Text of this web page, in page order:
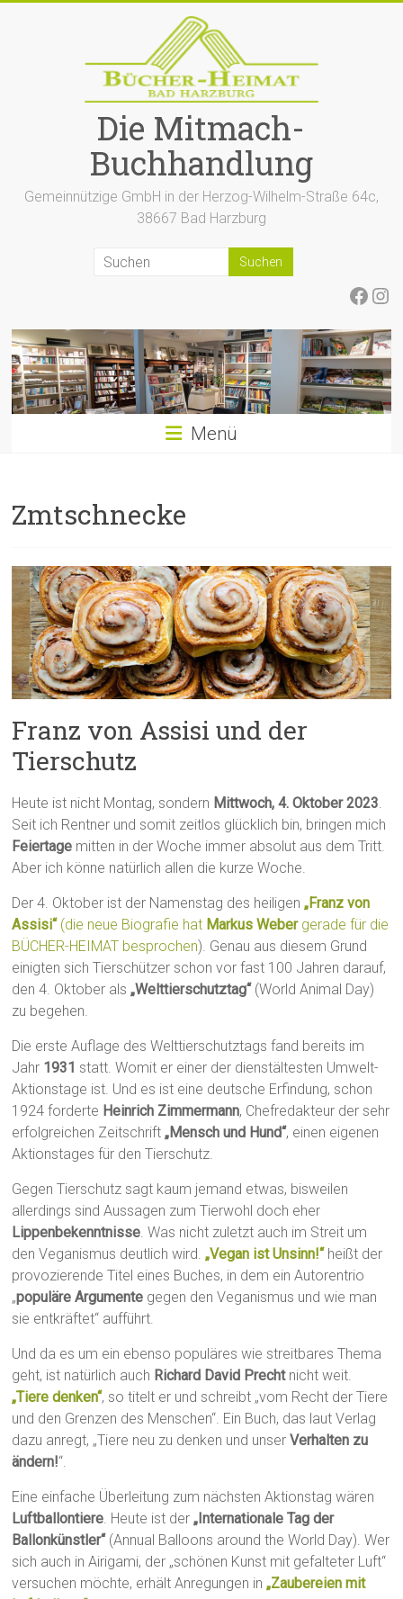
Die Mitmach-
Buchhandlung
Gemeinnützige GmbH in der Herzog-Wilhelm-Straße 64c,
38667 Bad Harzburg
Menü
Zmtschnecke
Franz von Assisi und der
Tierschutz
Heute ist nicht Montag, sondern Mittwoch, 4. Oktober 2023
Seit ich Rentner und somit zeitlos glücklich bin, bringen mich
Feiertage mitten in der Woche immer absolut aus dem Tritt.
Aber ich könne natürlich allen die kurze Woche.
Der 4. Oktober ist der Namenstag des heiligen„Franz von
Assisi“(die neue Biografie hat Markus Webergerade für die
BÜCHER-HEIMAT besprochen). Genau aus diesem Grund
einigten sich Tierschützer schon vor fast 100 Jahren darauf,
den 4. Oktober als„Welttierschutztag“(World Animal Day)
zu begehen.
Die erste Auflage des Welttierschutztags fand bereits im
Jahr 1931 statt. Womit er einer der dienstältesten Umwelt-
Aktionstage ist. Und es ist eine deutsche Erfindung, schon
1924 forderte Heinrich Zimmermann, Chefredakteur der sehr
erfolgreichen Zeitschrift„Mensch und Hund“, einen eigenen
Aktionstages für den Tierschutz.
Gegen Tierschutz sagt kaum jemand etwas, bisweilen
allerdings sind Aussagen zum Tierwohl doch eher
Lippenbekenntnisse . Was nicht zuletzt auch im Streit um
den Veganismus deutlich wird.„Vegan ist Unsinn!“heißt der
provozierende Titel eines Buches, in dem ein Autorentrio
„populäre Argumente gegen den Veganismus und wie man
sie entkräftet“ aufführt.
Und da es um ein ebenso populäres wie streitbares Thema
geht, ist natürlich auch Richard David Prechtnicht weit.
„Tiere denken“, so titelt er und schreibt „vom Recht der Tiere
und den Grenzen des Menschen“. Ein Buch, das laut Verlag
dazu anregt, „Tiere neu zu denken und unserVerhalten zu
ändern!“.
Eine einfache Überleitung zum nächsten Aktionstag wären
Luftballontiere . Heute ist der„Internationale Tag der
Ballonkünstler“(Annual Balloons around the World Day). Wer
sich auch in Airigami, der „schönen Kunst mit gefalteter Luft“
versuchen möchte, erhält Anregungen in„Zaubereien mit